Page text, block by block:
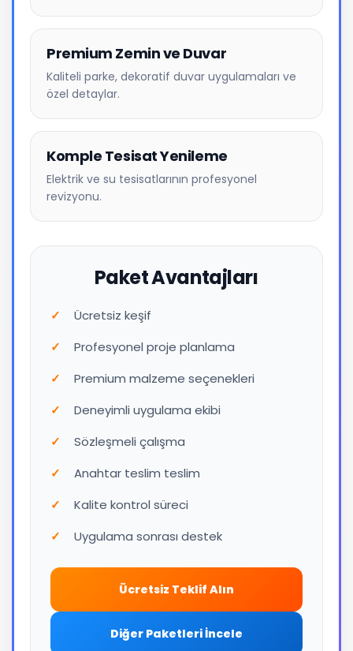
Premium Zemin ve Duvar
Kaliteli parke, dekoratif duvar uygulamaları ve
özel detaylar.
Komple Tesisat Yenileme
Elektrik ve su tesisatlarının profesyonel
revizyonu.
Paket Avantajları
Ücretsiz keşif
Profesyonel proje planlama
Premium malzeme seçenekleri
Deneyimli uygulama ekibi
Sözleşmeli çalışma
Anahtar teslim teslim
Kalite kontrol süreci
Uygulama sonrası destek
Ücretsiz Teklif Alın
Diğer Paketleri İncele